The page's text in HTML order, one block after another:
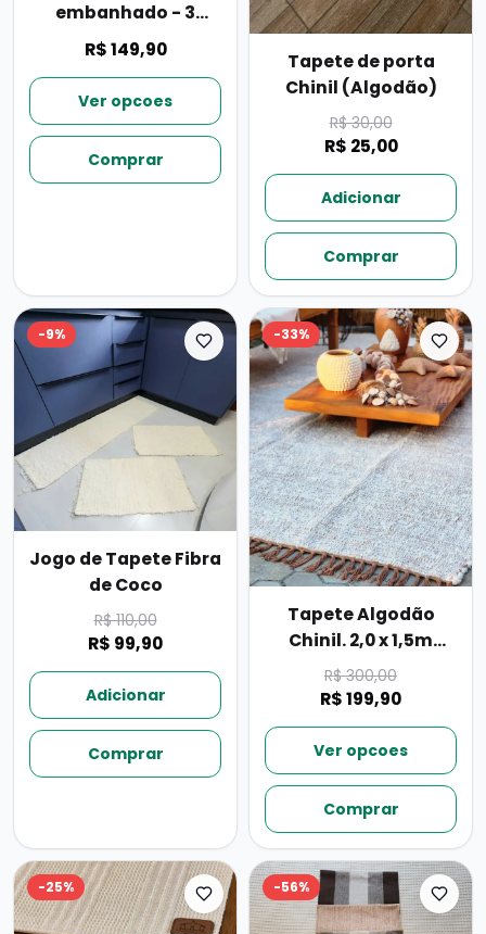
embanhado - 3
peças
R$ 149,90
Ver opcoes
Comprar
Tapete de porta
Chinil (Algodão)
R$ 30,00
R$ 25,00
Adicionar
Comprar
-9%
Jogo de Tapete Fibra
de Coco
R$ 110,00
R$ 99,90
Adicionar
Comprar
-33%
Tapete Algodão
Chinil. 2,0 x 1,5m
(algodão)
R$ 300,00
R$ 199,90
Ver opcoes
Comprar
-25% -56%